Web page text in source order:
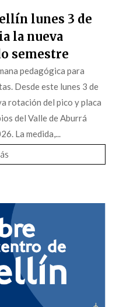
lunes 3 de
la nueva
semestre
pedagógica para
Desde este lunes 3 de
rotación del pico y placa
del Valle de Aburrá
La medida,...